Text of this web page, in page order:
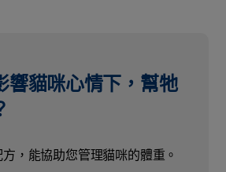
響貓咪心情下，幫牠
，能協助您管理貓咪的體重。